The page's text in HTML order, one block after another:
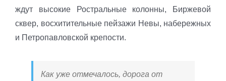
ждут высокие Ростральные колонны, Биржевой
сквер, восхитительные пейзажи Невы, набережных
и Петропавловской крепости.
Как уже отмечалось, дорога от